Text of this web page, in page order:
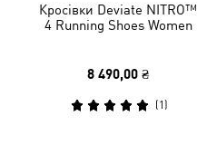
Кросівки Deviate NITRO™
4 Running Shoes Women
8 490,00 ₴
(1 )